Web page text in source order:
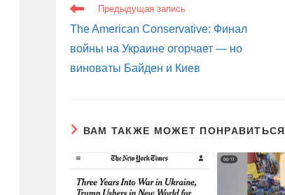
ЕЩЕ
СТАТЬИ
Предыдущая запись
The American Conservative: Финал
войны на Украине огорчает — но
виноваты Байден и Киев
ВАМ ТАКЖЕ МОЖЕТ ПОНРАВИТЬСЯ